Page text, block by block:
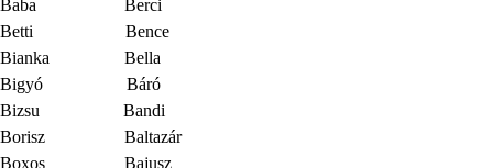
Baba Berci
Betti Bence
Bianka Bella
Bigyó Báró
Bizsu Bandi
Borisz Baltazár
Boxos Bajusz